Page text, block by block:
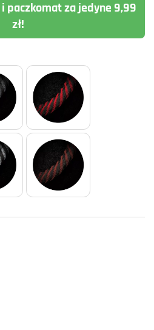
paczkomat za jedyne 9,99
zł!